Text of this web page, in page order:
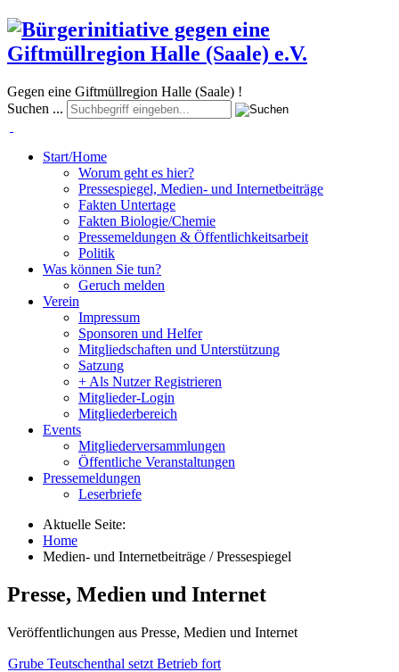
Gegen eine Giftmüllregion Halle (Saale) !
Suchen ...
Start/Home
Worum geht es hier?
Pressespiegel, Medien- und Internetbeiträge
Fakten Untertage
Fakten Biologie/Chemie
Pressemeldungen & Öffentlichkeitsarbeit
Politik
Was können Sie tun?
Geruch melden
Verein
Impressum
Sponsoren und Helfer
Mitgliedschaften und Unterstützung
Satzung
+ Als Nutzer Registrieren
Mitglieder-Login
Mitgliederbereich
Events
Mitgliederversammlungen
Öffentliche Veranstaltungen
Pressemeldungen
Leserbriefe
Aktuelle Seite:
Home
Medien- und Internetbeiträge / Pressespiegel
Presse, Medien und Internet
Veröffentlichungen aus Presse, Medien und Internet
Grube Teutschenthal setzt Betrieb fort